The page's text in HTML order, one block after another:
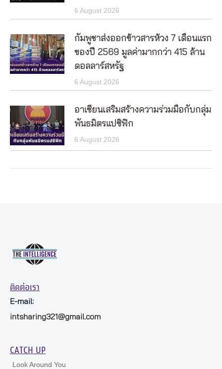
6 August 2026
กัมพูชาส่งออกข้าวสารห้วง 7 เดือนแรก
ของปี 2569 มูลค่ามากกว่า 415 ล้าน
ดอลลาร์สหรัฐ
6 August 2026
อาเซียนเสริมสร้างความร่วมมือกับกลุ่ม
พันธมิตรแปซิฟิก
6 August 2026
ติดต่อเรา
E-mail:
intsharing321@gmail.com
CATCH UP
Look Around You